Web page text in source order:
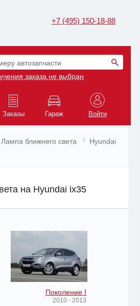
+7 (495) 150-18-88
автозапчасти
заказа не выбран
Заказы Гараж Войти
Лампа ближнего света
Hyundai
на Hyundai ix35
Поколение I
2010 - 2013